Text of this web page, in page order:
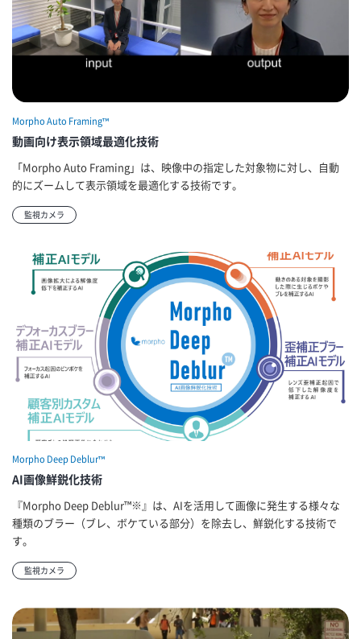
Morpho Auto Framing™
動画向け表示領域最適化技術
「Morpho Auto Framing」は、映像中の指定した対象物に対し、自動
的にズームして表示領域を最適化する技術です。
監視カメラ
Morpho Deep Deblur™
AI画像鮮鋭化技術
『Morpho Deep Deblur™※』は、AIを活用して画像に発生する様々な
種類のブラー（ブレ、ボケている部分）を除去し、鮮鋭化する技術で
す。
監視カメラ